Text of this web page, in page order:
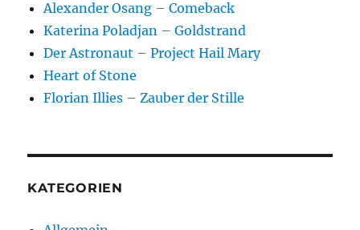
Alexander Osang – Comeback
Katerina Poladjan – Goldstrand
Der Astronaut – Project Hail Mary
Heart of Stone
Florian Illies – Zauber der Stille
KATEGORIEN